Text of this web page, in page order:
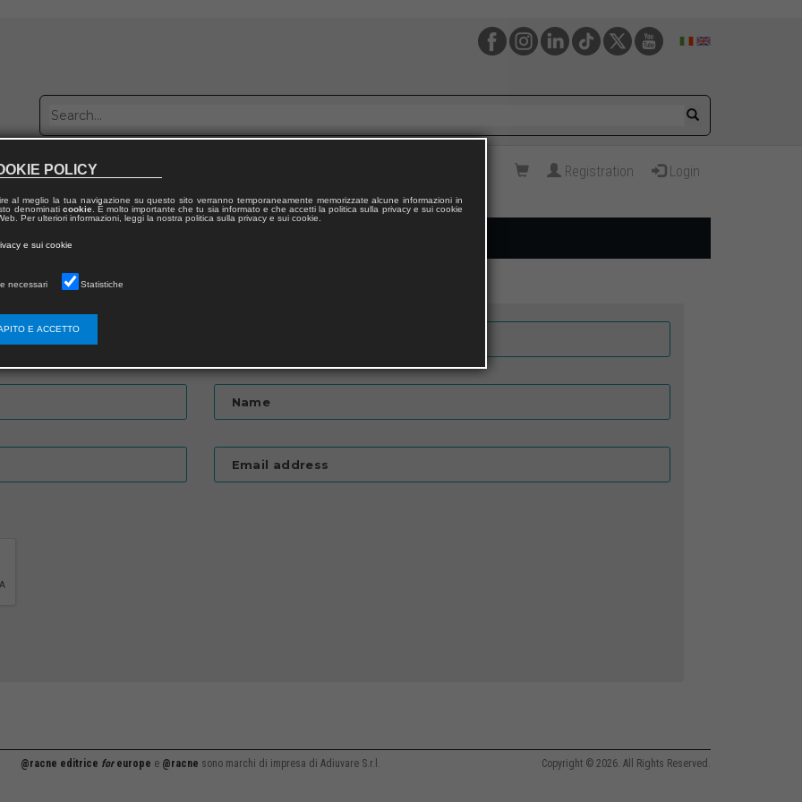
with us Registration Login
Name
Email address
@racne editrice foreurope e @racne sono marchi di impresa di Adiuvare S.r.l. Copyright © 2026. All Rights Reserved.
POLICY
al meglio la tua navigazione su questo sito verranno temporaneamente memorizzate alcune informazioni in
denominati cookie. È molto importante che tu sia informato e che accetti la politica sulla privacy e sui cookie
Per ulteriori informazioni, leggi la nostra politica sulla privacy e sui cookie.
e sui cookie
necessari Statistiche
E ACCETTO